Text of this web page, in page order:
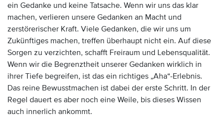
ein Gedanke und keine Tatsache. Wenn wir uns das klar
machen, verlieren unsere Gedanken an Macht und
zerstörerischer Kraft. Viele Gedanken, die wir uns um
Zukünftiges machen, treffen überhaupt nicht ein. Auf diese
Sorgen zu verzichten, schafft Freiraum und Lebensqualität.
Wenn wir die Begrenztheit unserer Gedanken wirklich in
ihrer Tiefe begreifen, ist das ein richtiges „Aha“-Erlebnis.
Das reine Bewusstmachen ist dabei der erste Schritt. In der
Regel dauert es aber noch eine Weile, bis dieses Wissen
auch innerlich ankommt.